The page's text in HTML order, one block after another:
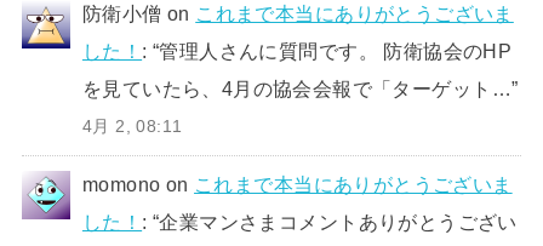
防衛小僧 on これまで本当にありがとうございま
した！ : “管理人さんに質問です。 防衛協会のHP
を見ていたら、4月の協会会報で「ターゲット…”
4月 2, 08:11
momono on これまで本当にありがとうございま
した！ : “企業マンさまコメントありがとうござい